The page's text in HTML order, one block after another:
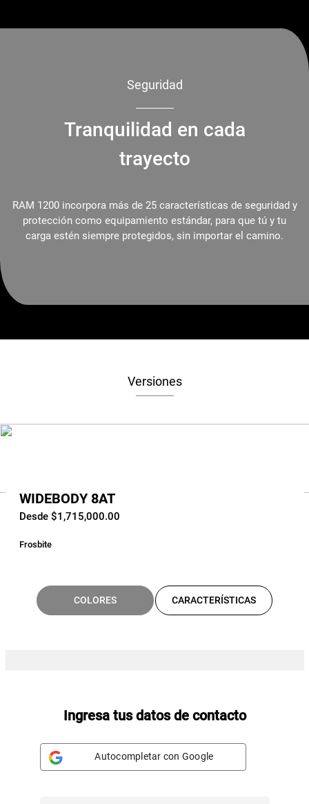
Seguridad
Tranquilidad en cada
trayecto
RAM 1200 incorpora más de 25 características de seguridad y
protección como equipamiento estándar, para que tú y tu
carga estén siempre protegidos, sin importar el camino.
Versiones
WIDEBODY 8AT
Desde $1,715,000.00
Frosbite
COLORES CARACTERÍSTICAS
Ingresa tus datos de contacto
Autocompletar con Google